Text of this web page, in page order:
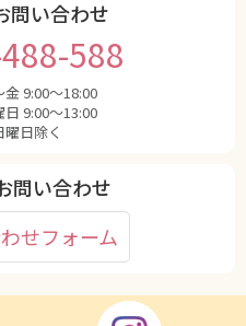
問い合わせ
588
金 9:00〜18:00
日 9:00〜13:00
日除く
問い合わせ
せフォーム